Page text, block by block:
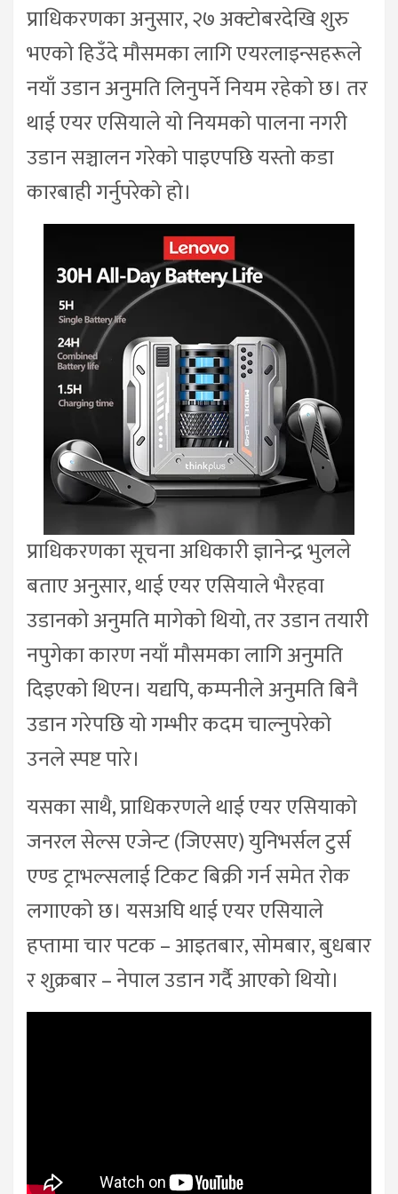
प्राधिकरणका अनुसार, २७ अक्टोबरदेखि शुरु
भएको हिउँदे मौसमका लागि एयरलाइन्सहरूले
नयाँ उडान अनुमति लिनुपर्ने नियम रहेको छ। तर
थाई एयर एसियाले यो नियमको पालना नगरी
उडान सञ्चालन गरेको पाइएपछि यस्तो कडा
कारबाही गर्नुपरेको हो।
प्राधिकरणका सूचना अधिकारी ज्ञानेन्द्र भुलले
बताए अनुसार, थाई एयर एसियाले भैरहवा
उडानको अनुमति मागेको थियो, तर उडान तयारी
नपुगेका कारण नयाँ मौसमका लागि अनुमति
दिइएको थिएन। यद्यपि, कम्पनीले अनुमति बिनै
उडान गरेपछि यो गम्भीर कदम चाल्नुपरेको
उनले स्पष्ट पारे।
यसका साथै, प्राधिकरणले थाई एयर एसियाको
जनरल सेल्स एजेन्ट (जिएसए) युनिभर्सल टुर्स
एण्ड ट्राभल्सलाई टिकट बिक्री गर्न समेत रोक
लगाएको छ। यसअघि थाई एयर एसियाले
हप्तामा चार पटक – आइतबार, सोमबार, बुधबार
र शुक्रबार – नेपाल उडान गर्दै आएको थियो।